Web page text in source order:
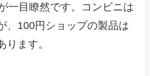
一目瞭然です。コンビニは
、100円ショップの製品は
ります。